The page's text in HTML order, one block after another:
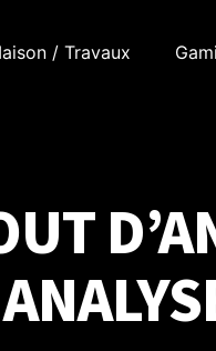
/ Travaux